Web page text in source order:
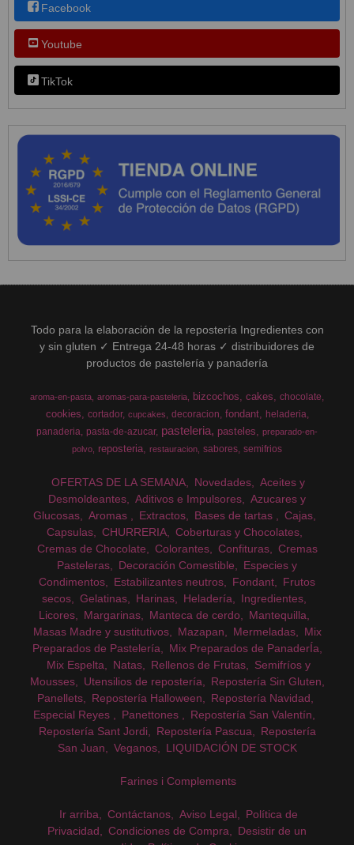
Facebook
Youtube
TikTok
Todo para la elaboración de la repostería Ingredientes con
y sin gluten ✓ Entrega 24-48 horas ✓ distribuidores de
productos de pastelería y panadería
aroma-en-pasta aromas-para-pasteleria bizcochos cakes chocolate
cookies cortador cupcakes decoracion fondant
heladeria
panaderia pasta-de-azucar pasteleria pasteles
preparado-en-
polvo
reposteria restauracion sabores semifrios
OFERTAS DE LA SEMANA Novedades
Aceites y
Desmoldeantes
Aditivos e Impulsores
Azucares y
Glucosas
Aromas Extractos Bases de tartas
Cajas
Capsulas
CHURRERIA
Coberturas y Chocolates
Cremas de Chocolate
Colorantes Confituras
Cremas
Pasteleras
Decoración Comestible
Especies y
Condimentos
Estabilizantes neutros Fondant
Frutos
secos
Gelatinas Harinas Heladería
Ingredientes
Licores
Margarinas Manteca de cerdo
Mantequilla
Masas Madre y sustitutivos
Mazapan Mermeladas
Mix
Preparados de Pastelería
Mix Preparados de PanaderÍa
Mix Espelta
Natas Rellenos de Frutas
Semifríos y
Mousses
Utensilios de repostería
Repostería Sin Gluten
Panellets
Repostería Halloween
Repostería Navidad
Especial Reyes
Panettones
Repostería San Valentín
Repostería Sant Jordi
Repostería Pascua
Repostería
San Juan
Veganos LIQUIDACIÓN DE STOCK
Farines i Complements
Ir arriba Contáctanos Aviso Legal
Política de
Privacidad
Condiciones de Compra
Desistir de un